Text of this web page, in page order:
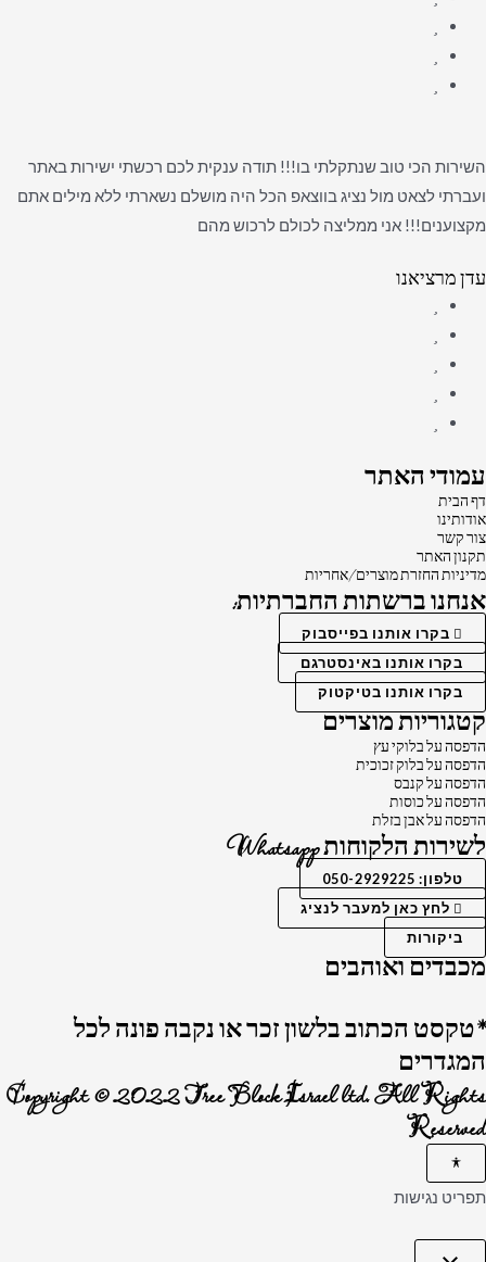
השירות הכי טוב שנתקלתי בו!!! תודה ענקית לכם רכשתי ישירות באתר
ועברתי לצאט מול נציג בווצאפ הכל היה מושלם נשארתי ללא מילים אתם
מקצוענים!!! אני ממליצה לכולם לרכוש מהם
עדן מרציאנו
עמודי האתר
דף הבית
אודותינו
צור קשר
תקנון האתר
מדיניות החזרת מוצרים/אחריות
אנחנו ברשתות החברתיות:
בקרו אותנו בפייסבוק
בקרו אותנו באינסטרגם
בקרו אותנו בטיקטוק
קטגוריות מוצרים
הדפסה על בלוקי עץ
הדפסה על בלוק זכוכית
הדפסה על קנבס
הדפסה על כוסות
הדפסה על אבן בזלת
לשירות הלקוחות Whatsapp
טלפון: 050-2929225
לחץ כאן למעבר לנציג
ביקורות
מכבדים ואוהבים
*טקסט הכתוב בלשון זכר או נקבה פונה לכל
המגדרים
Copyright © 2022 Tree Block Israel ltd. All Rights
Reserved
תפריט נגישות